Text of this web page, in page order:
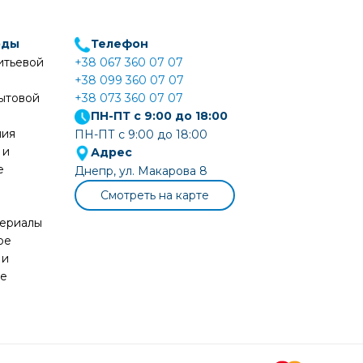
Телефон
+38 067 360 07 07
+38 099 360 07 07
+38 073 360 07 07
ПН-ПТ с 9:00 до 18:00
ПН-ПТ с 9:00 до 18:00
Адрес
Днепр, ул. Макарова 8
Смотреть на карте